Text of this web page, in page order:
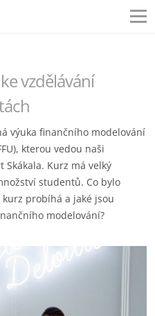
vzdělávání
výuka finančního modelování
kterou vedou naši
Skákala. Kurz má velký
studentů. Co bylo
probíhá a jaké jsou
modelování?